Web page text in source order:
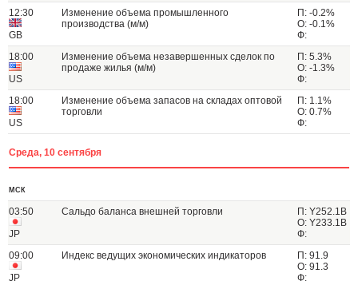
12:30
GB
Изменение объема промышленного
производства (м/м)
П: -0.2%
О: -0.1%
Ф:
18:00
US
Изменение объема незавершенных сделок по
продаже жилья (м/м)
П: 5.3%
О: -1.3%
Ф:
18:00
US
Изменение объема запасов на складах оптовой
торговли
П: 1.1%
О: 0.7%
Ф:
Среда, 10 сентября
МСК
03:50
JP
Сальдо баланса внешней торговли
П: Y252.1B
О: Y233.1B
Ф:
09:00
JP
Индекс ведущих экономических индикаторов
П: 91.9
О: 91.3
Ф: